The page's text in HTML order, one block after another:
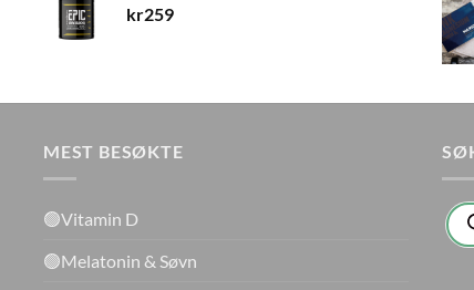
kr259
MEST BESØKTE
🟢Vitamin D
🟢Melatonin & Søvn